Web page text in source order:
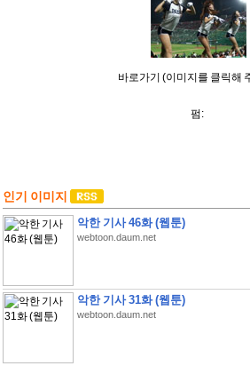
바로가기 (이미지를 클릭해
펌:
인기 이미지
악한 기사 46화 (웹툰)
webtoon.daum.net
악한 기사 31화 (웹툰)
webtoon.daum.net